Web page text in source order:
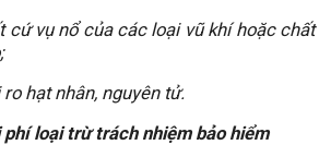
cứ vụ nổ của các loại vũ khí hoặc chất
ro hạt nhân, nguyên tử.
loại trừ trách nhiệm bảo hiểm